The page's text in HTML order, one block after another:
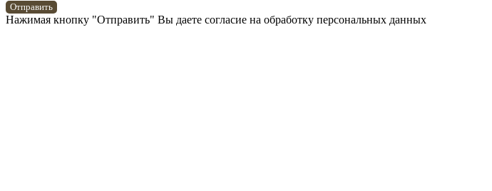
Отправить
Нажимая кнопку "Отправить" Вы даете согласие на обработку персональных данных